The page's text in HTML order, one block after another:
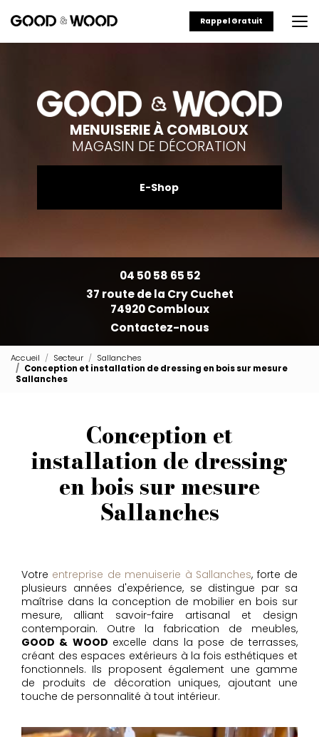
au
principal
Rappel Gratuit
MENUISERIE À COMBLOUX
MAGASIN DE DÉCORATION
E-Shop
04 50 58 65 52
37 route de la Cry Cuchet
74920 Combloux
Contactez-nous
Accueil Secteur
Sallanches
Conception et installation de dressing en bois sur mesure
Sallanches
Conception et
installation de dressing
en bois sur mesure
Sallanches
Votre entreprise de menuiserie à Sallanches, forte de
plusieurs années d'expérience, se distingue par sa
maîtrise dans la conception de mobilier en bois sur
mesure, alliant savoir-faire artisanal et design
contemporain. Outre la fabrication de meubles,
GOOD & WOOD excelle dans la pose de terrasses,
créant des espaces extérieurs à la fois esthétiques et
fonctionnels. Ils proposent également une gamme
de produits de décoration uniques, ajoutant une
touche de personnalité à tout intérieur.